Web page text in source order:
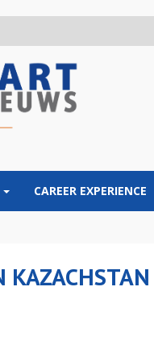
CAREER EXPERIENCE
KAZACHSTAN